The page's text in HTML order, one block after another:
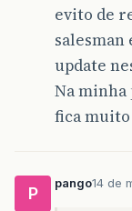
evito de
salesman
update
Na minha
fica muito
P
pango14 de